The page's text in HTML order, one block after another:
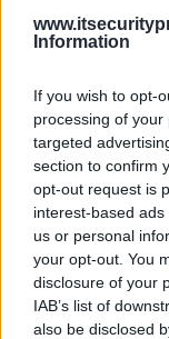
Information
If you wish to opt-
processing of
targeted
section to confirm
opt-out request is
interest-based
us or personal
your opt-out. You
disclosure of your
IAB’s list of
also be disclosed
εναντίον των
RSA βοηθά
υποδομών
μια ευέλικτη
να κτιστεί ένα
Ασφαλείας, για
αύριο.”
ΣΧΕΤΙΚΑ